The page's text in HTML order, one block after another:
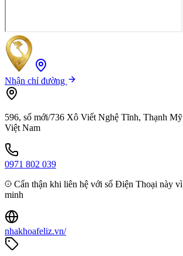
Nhận chỉ đường
596, số mới/736 Xô Viết Nghệ Tĩnh, Thạnh
Việt Nam
0971 802 039
Cẩn thận khi liên hệ với số Điện Thoại này
minh
nhakhoafeliz.vn/